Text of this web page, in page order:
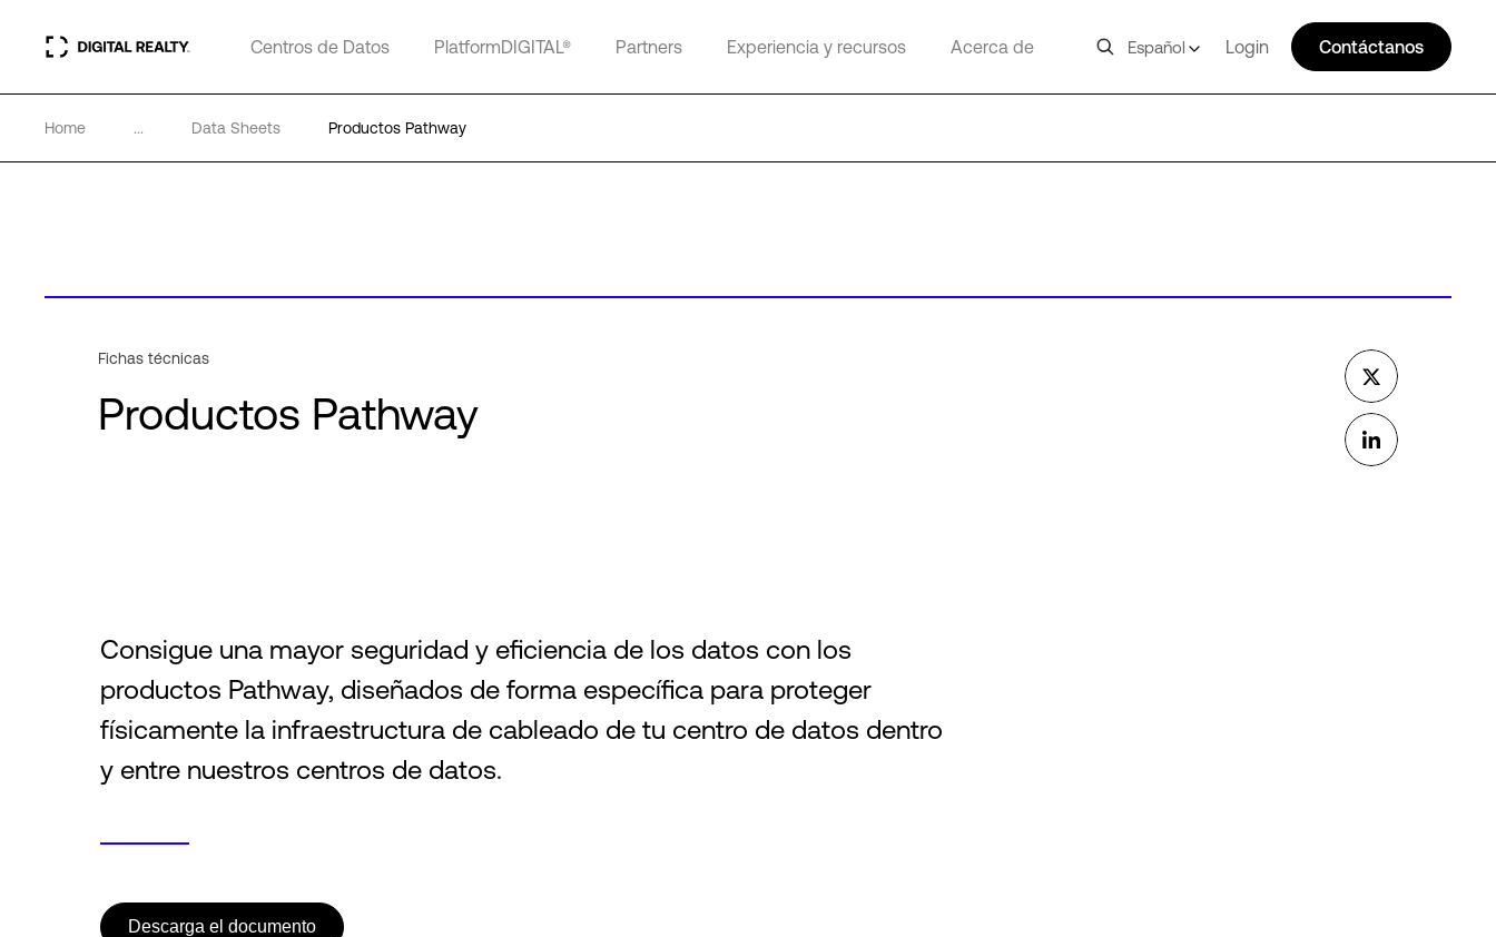
Centros de Datos PlatformDIGITAL® Partners Experiencia y recursos Acerca de Español Login Contáctanos
Home ... Data Sheets Productos Pathway
Fichas técnicas
Productos Pathway
Consigue una mayor seguridad y eficiencia de los datos con los
productos Pathway, diseñados de forma específica para proteger
físicamente la infraestructura de cableado de tu centro de datos dentro
y entre nuestros centros de datos.
Descarga el documento